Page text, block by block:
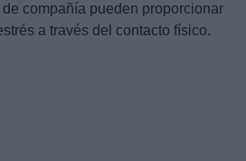
compañía pueden proporcionar
a través del contacto físico.